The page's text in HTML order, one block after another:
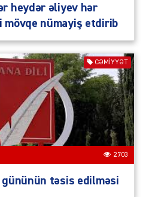
heydər əliyev hər
mövqe nümayiş etdirib
CƏMIYYƏT
2703
təsis edilməsi